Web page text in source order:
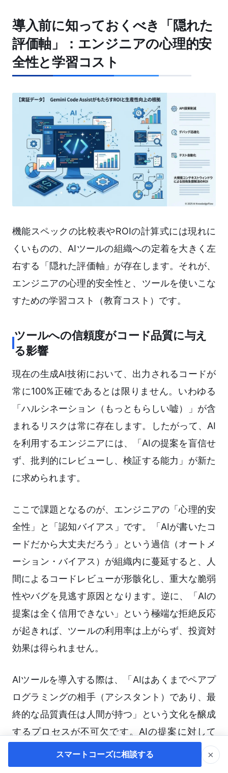
導入前に知っておくべき「隠れた
評価軸」：エンジニアの心理的安
全性と学習コスト
機能スペックの比較表やROIの計算式には現れに
くいものの、AIツールの組織への定着を大きく左
右する「隠れた評価軸」が存在します。それが、
エンジニアの心理的安全性と、ツールを使いこな
すための学習コスト（教育コスト）です。
ツールへの信頼度がコード品質に与え
る影響
現在の生成AI技術において、出力されるコードが
常に100%正確であるとは限りません。いわゆる
「ハルシネーション（もっともらしい嘘）」が含
まれるリスクは常に存在します。したがって、AI
を利用するエンジニアには、「AIの提案を盲信せ
ず、批判的にレビューし、検証する能力」が新た
に求められます。
ここで課題となるのが、エンジニアの「心理的安
全性」と「認知バイアス」です。「AIが書いたコ
ードだから大丈夫だろう」という過信（オートメ
ーション・バイアス）が組織内に蔓延すると、人
間によるコードレビューが形骸化し、重大な脆弱
性やバグを見逃す原因となります。逆に、「AIの
提案は全く信用できない」という極端な拒絶反応
が起きれば、ツールの利用率は上がらず、投資対
効果は得られません。
AIツールを導入する際は、「AIはあくまでペアプ
ログラミングの相手（アシスタント）であり、最
終的な品質責任は人間が持つ」という文化を醸成
するプロセスが不可欠です。AIの提案に対して
「なぜその実装パターンを選んだのか？」「パフ
ォーマンス上の懸念はないか？」とチャットで問
スマートコーズに相談する ×